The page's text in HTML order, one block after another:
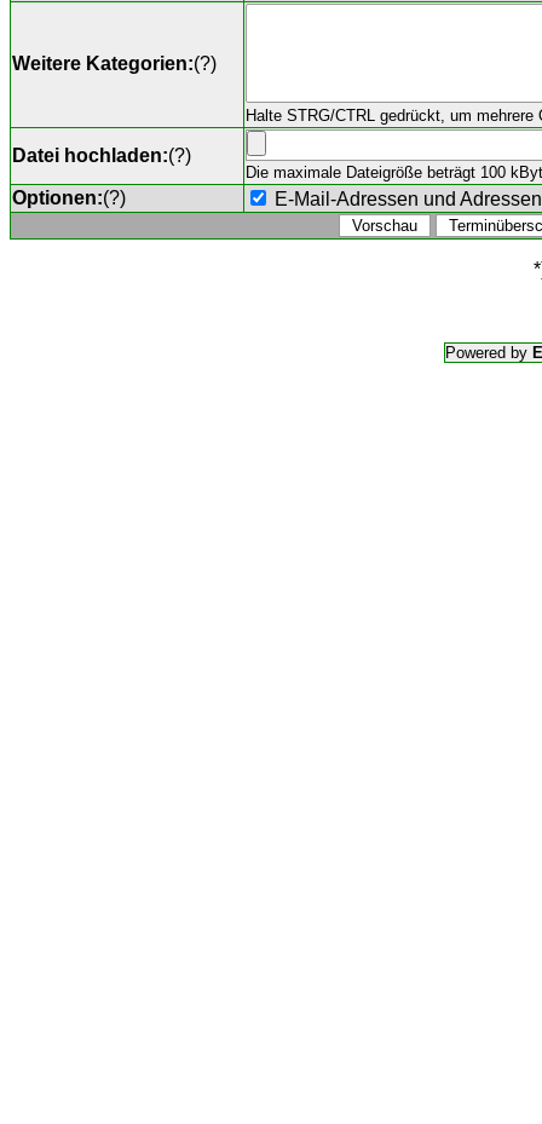
Weitere Kategorien:(?)
Halte STRG/CTRL gedrückt, um mehrere
Datei hochladen:(?)
Die maximale Dateigröße beträgt 100
Optionen:(?) E-Mail-Adressen und
Powered by